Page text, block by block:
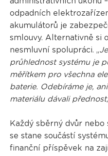
odpadních
akumulátorů je
smlouvy. Alternativně si
nesmluvní spolupráci. „
průhlednost systému je
měřítkem pro všechna
baterie. Odebíráme je,
materiálu dávali přednost,
Každý sběrný dvůr
se stane součástí
finanční příspěvek na